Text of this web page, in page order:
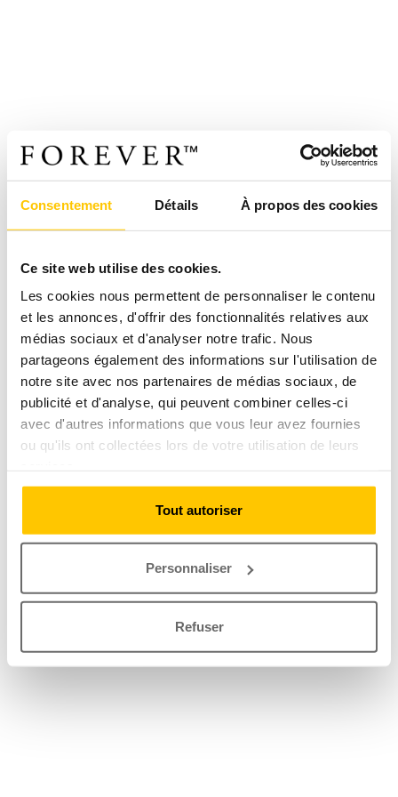
Consentement Détails À propos des cookies
Ce site web utilise des cookies.
Les cookies nous permettent de personnaliser le contenu
et les annonces, d'offrir des fonctionnalités relatives aux
médias sociaux et d'analyser notre trafic. Nous
partageons également des informations sur l'utilisation de
notre site avec nos partenaires de médias sociaux, de
publicité et d'analyse, qui peuvent combiner celles-ci
avec d'autres informations que vous leur avez fournies
ou qu'ils ont collectées lors de votre utilisation de leurs
Tout autoriser
Personnaliser
Refuser